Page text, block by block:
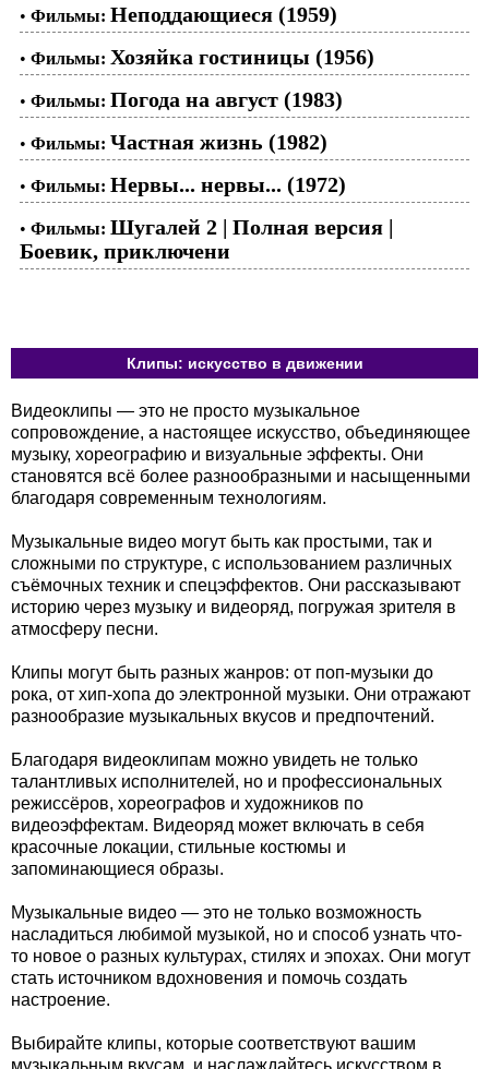
• Фильмы: Неподдающиеся (1959)
• Фильмы: Хозяйка гостиницы (1956)
• Фильмы: Погода на август (1983)
• Фильмы: Частная жизнь (1982)
• Фильмы: Нервы... нервы... (1972)
• Фильмы: Шугалей 2 | Полная версия |
Боевик, приключени
Клипы: искусство в движении
Видеоклипы — это не просто музыкальное
сопровождение, а настоящее искусство, объединяющее
музыку, хореографию и визуальные эффекты. Они
становятся всё более разнообразными и насыщенными
благодаря современным технологиям.
Музыкальные видео могут быть как простыми, так и
сложными по структуре, с использованием различных
съёмочных техник и спецэффектов. Они рассказывают
историю через музыку и видеоряд, погружая зрителя в
атмосферу песни.
Клипы могут быть разных жанров: от поп-музыки до
рока, от хип-хопа до электронной музыки. Они отражают
разнообразие музыкальных вкусов и предпочтений.
Благодаря видеоклипам можно увидеть не только
талантливых исполнителей, но и профессиональных
режиссёров, хореографов и художников по
видеоэффектам. Видеоряд может включать в себя
красочные локации, стильные костюмы и
запоминающиеся образы.
Музыкальные видео — это не только возможность
насладиться любимой музыкой, но и способ узнать что-
то новое о разных культурах, стилях и эпохах. Они могут
стать источником вдохновения и помочь создать
настроение.
Выбирайте клипы, которые соответствуют вашим
музыкальным вкусам, и наслаждайтесь искусством в